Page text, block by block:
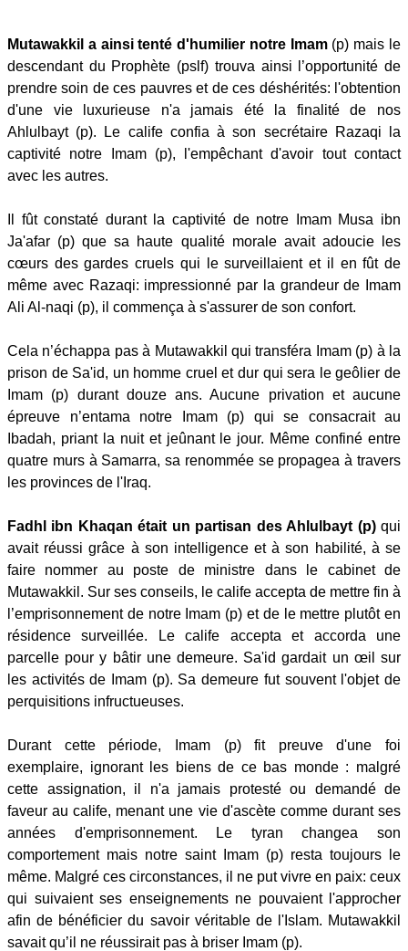
Mutawakkil a ainsi tenté d'humilier notre Imam (p) mais le
descendant du Prophète (pslf) trouva ainsi l’opportunité de
prendre soin de ces pauvres et de ces déshérités: l'obtention
d'une vie luxurieuse n'a jamais été la finalité de nos
Ahlulbayt (p). Le calife confia à son secrétaire Razaqi la
captivité notre Imam (p), l'empêchant d'avoir tout contact
avec les autres.
Il fût constaté durant la captivité de notre Imam Musa ibn
Ja'afar (p) que sa haute qualité morale avait adoucie les
cœurs des gardes cruels qui le surveillaient et il en fût de
même avec Razaqi: impressionné par la grandeur de Imam
Ali Al-naqi (p), il commença à s'assurer de son confort.
Cela n’échappa pas à Mutawakkil qui transféra Imam (p) à la
prison de Sa'id, un homme cruel et dur qui sera le geôlier de
Imam (p) durant douze ans. Aucune privation et aucune
épreuve n’entama notre Imam (p) qui se consacrait au
Ibadah, priant la nuit et jeûnant le jour. Même confiné entre
quatre murs à Samarra, sa renommée se propagea à travers
les provinces de l'Iraq.
Fadhl ibn Khaqan était un partisan des Ahlulbayt (p)qui
avait réussi grâce à son intelligence et à son habilité, à se
faire nommer au poste de ministre dans le cabinet de
Mutawakkil. Sur ses conseils, le calife accepta de mettre fin à
l’emprisonnement de notre Imam (p) et de le mettre plutôt en
résidence surveillée. Le calife accepta et accorda une
parcelle pour y bâtir une demeure. Sa'id gardait un œil sur
les activités de Imam (p). Sa demeure fut souvent l'objet de
perquisitions infructueuses.
Durant cette période, Imam (p) fit preuve d'une foi
exemplaire, ignorant les biens de ce bas monde : malgré
cette assignation, il n'a jamais protesté ou demandé de
faveur au calife, menant une vie d'ascète comme durant ses
années d'emprisonnement. Le tyran changea son
comportement mais notre saint Imam (p) resta toujours le
même. Malgré ces circonstances, il ne put vivre en paix: ceux
qui suivaient ses enseignements ne pouvaient l'approcher
afin de bénéficier du savoir véritable de l'Islam. Mutawakkil
savait qu’il ne réussirait pas à briser Imam (p).